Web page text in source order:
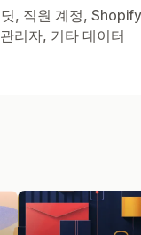
, 직원 계정,
리자, 기타 데이터